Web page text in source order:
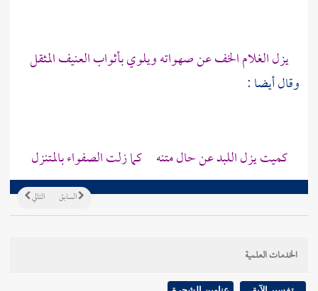
يزل الغلام الخف عن صهواته ويلوي بأثواب العنيف المثقل
وقال أيضا :
كميت يزل اللبد عن حال متنه كما زلت الصفواء بالمتنزل
التالي السابق
الخدمات العلمية